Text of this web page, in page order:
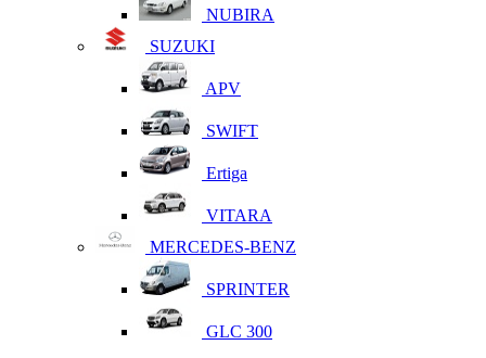
NUBIRA
SUZUKI
APV
SWIFT
Ertiga
VITARA
MERCEDES-BENZ
SPRINTER
GLC 300